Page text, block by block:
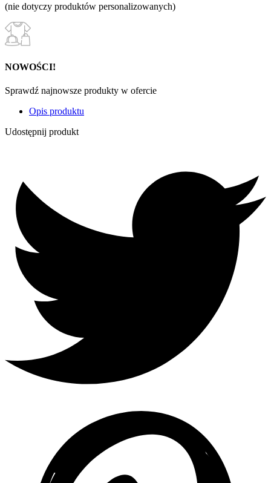
(nie dotyczy produktów personalizowanych)
NOWOŚCI!
Sprawdź najnowsze produkty w ofercie
Opis produktu
Udostępnij produkt